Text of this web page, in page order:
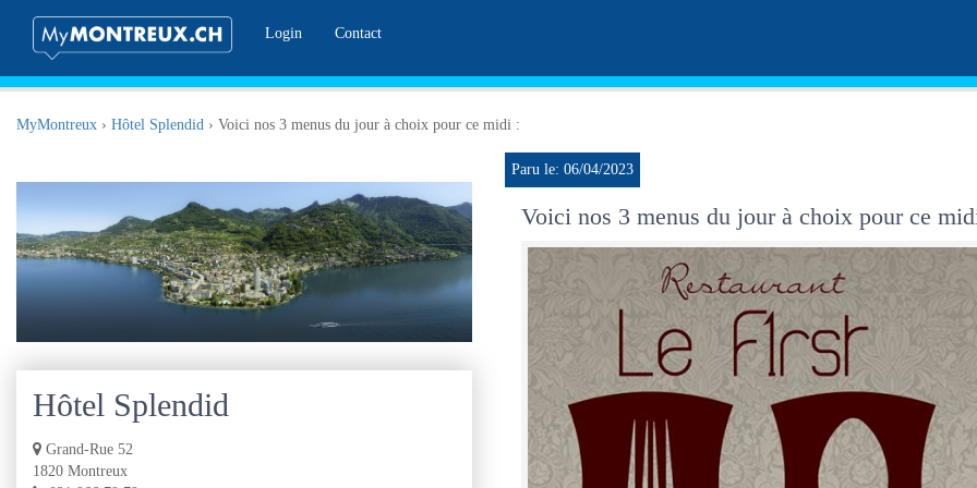
Login
Contact
MyMontreux › Hôtel Splendid › Voici nos 3 menus du jour à choix pour ce midi :
Hôtel Splendid
Grand-Rue 52
1820 Montreux
Paru le: 06/04/2023
Voici nos 3 menus du jour à choix pour ce